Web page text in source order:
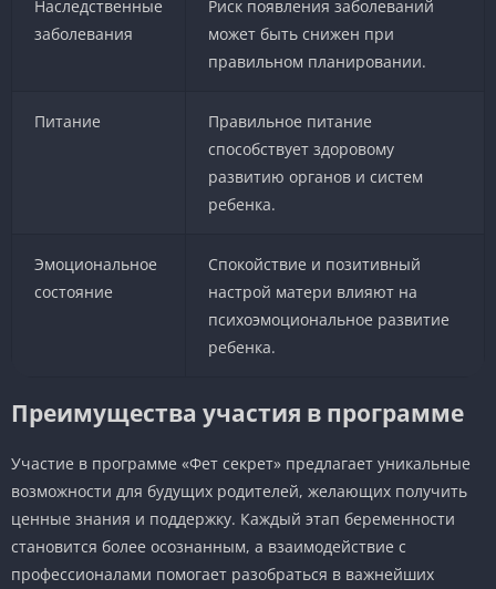
Наследственные
заболевания
Риск появления заболеваний
может быть снижен при
правильном планировании.
Питание
Правильное питание
способствует здоровому
развитию органов и систем
ребенка.
Эмоциональное
состояние
Спокойствие и позитивный
настрой матери влияют на
психоэмоциональное развитие
ребенка.
Преимущества участия в программе
Участие в программе «Фет секрет» предлагает уникальные
возможности для будущих родителей, желающих получить
ценные знания и поддержку. Каждый этап беременности
становится более осознанным, а взаимодействие с
профессионалами помогает разобраться в важнейших